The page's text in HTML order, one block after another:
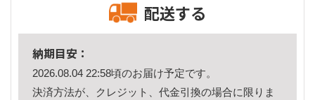
配送する
納期目安：
2026.08.04 22:58頃のお届け予定です。
決済方法が、クレジット、代金引換の場合に限りま